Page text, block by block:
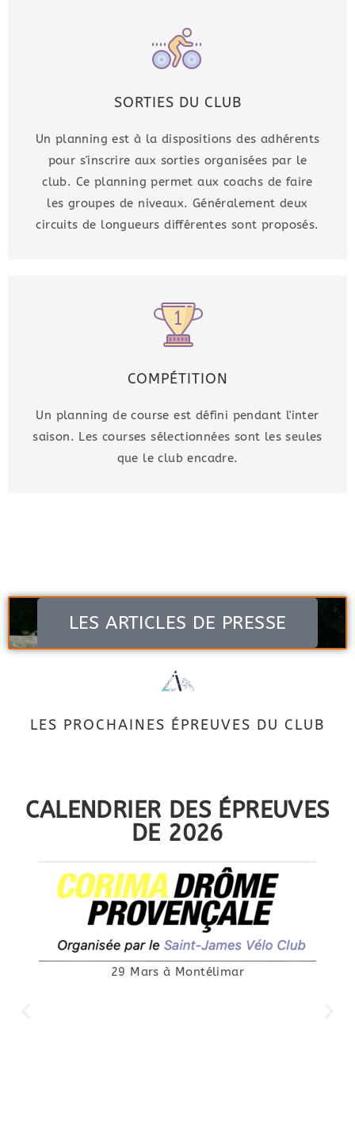
SORTIES DU CLUB
Un planning est à la dispositions des adhérents
pour s'inscrire aux sorties organisées par le
club. Ce planning permet aux coachs de faire
les groupes de niveaux. Généralement deux
circuits de longueurs différentes sont proposés.
COMPÉTITION
Un planning de course est défini pendant l'inter
saison. Les courses sélectionnées sont les seules
que le club encadre.
LES ARTICLES DE PRESSE
LES PROCHAINES ÉPREUVES DU CLUB
CALENDRIER DES ÉPREUVES
DE 2026